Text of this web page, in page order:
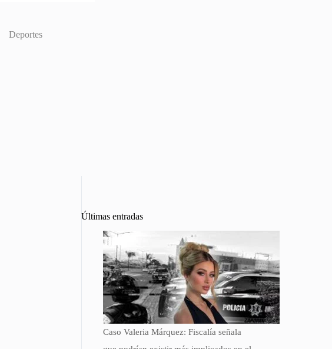
Deportes
Últimas entradas
Caso Valeria Márquez: Fiscalía señala